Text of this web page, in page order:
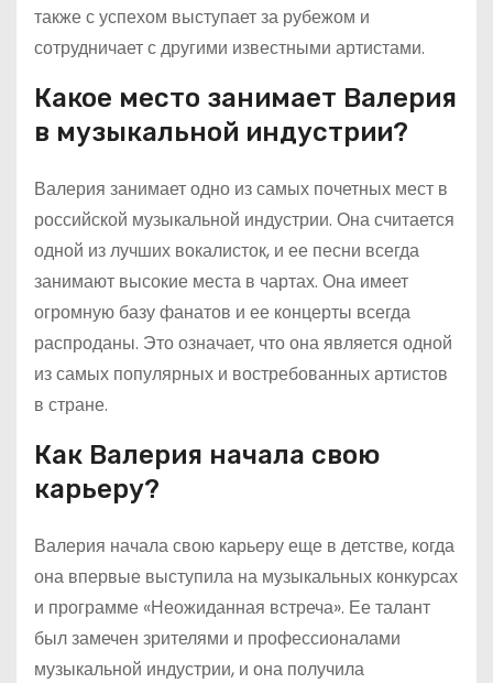
также с успехом выступает за рубежом и
сотрудничает с другими известными артистами.
Какое место занимает Валерия
в музыкальной индустрии?
Валерия занимает одно из самых почетных мест в
российской музыкальной индустрии. Она считается
одной из лучших вокалисток, и ее песни всегда
занимают высокие места в чартах. Она имеет
огромную базу фанатов и ее концерты всегда
распроданы. Это означает, что она является одной
из самых популярных и востребованных артистов
в стране.
Как Валерия начала свою
карьеру?
Валерия начала свою карьеру еще в детстве, когда
она впервые выступила на музыкальных конкурсах
и программе «Неожиданная встреча». Ее талант
был замечен зрителями и профессионалами
музыкальной индустрии, и она получила